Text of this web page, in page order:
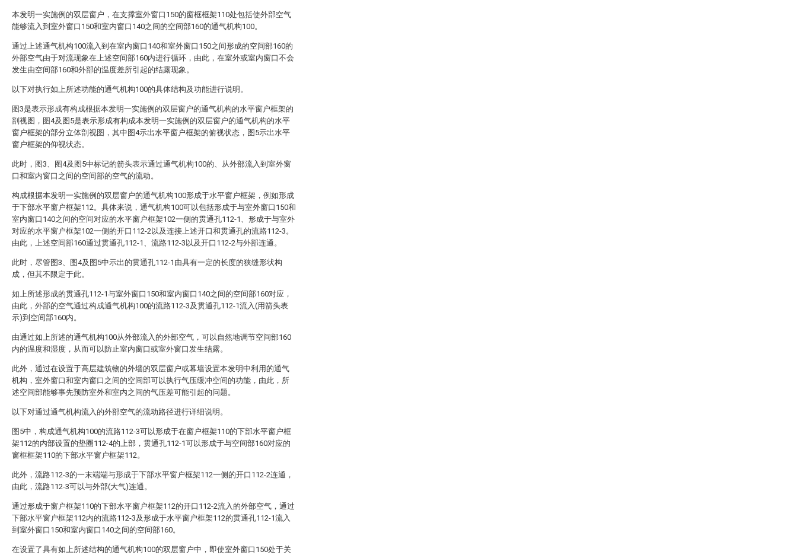
本发明一实施例的双层窗户，在支撑室外窗口150的窗框框架110处包括使外部空气
能够流入到室外窗口150和室内窗口140之间的空间部160的通气机构100。
通过上述通气机构100流入到在室内窗口140和室外窗口150之间形成的空间部160的
外部空气由于对流现象在上述空间部160内进行循环，由此，在室外或室内窗口不会
发生由空间部160和外部的温度差所引起的结露现象。
以下对执行如上所述功能的通气机构100的具体结构及功能进行说明。
图3是表示形成有构成根据本发明一实施例的双层窗户的通气机构的水平窗户框架的
剖视图，图4及图5是表示形成有构成本发明一实施例的双层窗户的通气机构的水平
窗户框架的部分立体剖视图，其中图4示出水平窗户框架的俯视状态，图5示出水平
窗户框架的仰视状态。
此时，图3、图4及图5中标记的箭头表示通过通气机构100的、从外部流入到室外窗
口和室内窗口之间的空间部的空气的流动。
构成根据本发明一实施例的双层窗户的通气机构100形成于水平窗户框架，例如形成
于下部水平窗户框架112。具体来说，通气机构100可以包括形成于与室外窗口150和
室内窗口140之间的空间对应的水平窗户框架102一侧的贯通孔112-1、形成于与室外
对应的水平窗户框架102一侧的开口112-2以及连接上述开口和贯通孔的流路112-3。
由此，上述空间部160通过贯通孔112-1、流路112-3以及开口112-2与外部连通。
此时，尽管图3、图4及图5中示出的贯通孔112-1由具有一定的长度的狭缝形状构
成，但其不限定于此。
如上所述形成的贯通孔112-1与室外窗口150和室内窗口140之间的空间部160对应，
由此，外部的空气通过构成通气机构100的流路112-3及贯通孔112-1流入(用箭头表
示)到空间部160内。
由通过如上所述的通气机构100从外部流入的外部空气，可以自然地调节空间部160
内的温度和湿度，从而可以防止室内窗口或室外窗口发生结露。
此外，通过在设置于高层建筑物的外墙的双层窗户或幕墙设置本发明中利用的通气
机构，室外窗口和室内窗口之间的空间部可以执行气压缓冲空间的功能，由此，所
述空间部能够事先预防室外和室内之间的气压差可能引起的问题。
以下对通过通气机构流入的外部空气的流动路径进行详细说明。
图5中，构成通气机构100的流路112-3可以形成于在窗户框架110的下部水平窗户框
架112的内部设置的垫圈112-4的上部，贯通孔112-1可以形成于与空间部160对应的
窗框框架110的下部水平窗户框架112。
此外，流路112-3的一末端端与形成于下部水平窗户框架112一侧的开口112-2连通，
由此，流路112-3可以与外部(大气)连通。
通过形成于窗户框架110的下部水平窗户框架112的开口112-2流入的外部空气，通过
下部水平窗户框架112内的流路112-3及形成于水平窗户框架112的贯通孔112-1流入
到室外窗口150和室内窗口140之间的空间部160。
在设置了具有如上所述结构的通气机构100的双层窗户中，即使室外窗口150处于关